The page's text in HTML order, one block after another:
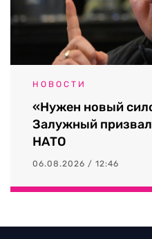
НОВОСТИ
«Нужен новый
Залужный
НАТО
06.08.2026 / 12:46